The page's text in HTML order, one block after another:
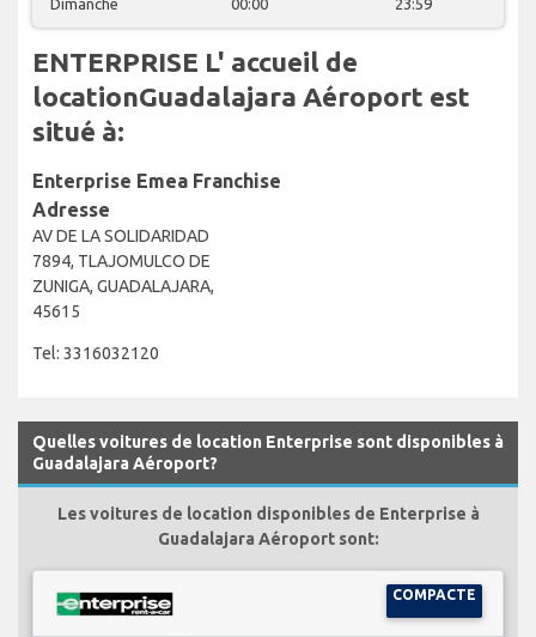
ENTERPRISE L' accueil de
locationGuadalajara Aéroport est
situé à:
Enterprise Emea Franchise
Adresse
AV DE LA SOLIDARIDAD
7894, TLAJOMULCO DE
ZUNIGA, GUADALAJARA,
45615
Tel: 3316032120
Quelles voitures de location Enterprise sont disponibles à
Guadalajara Aéroport?
Les voitures de location disponibles de Enterprise à
Guadalajara Aéroport sont:
COMPACTE